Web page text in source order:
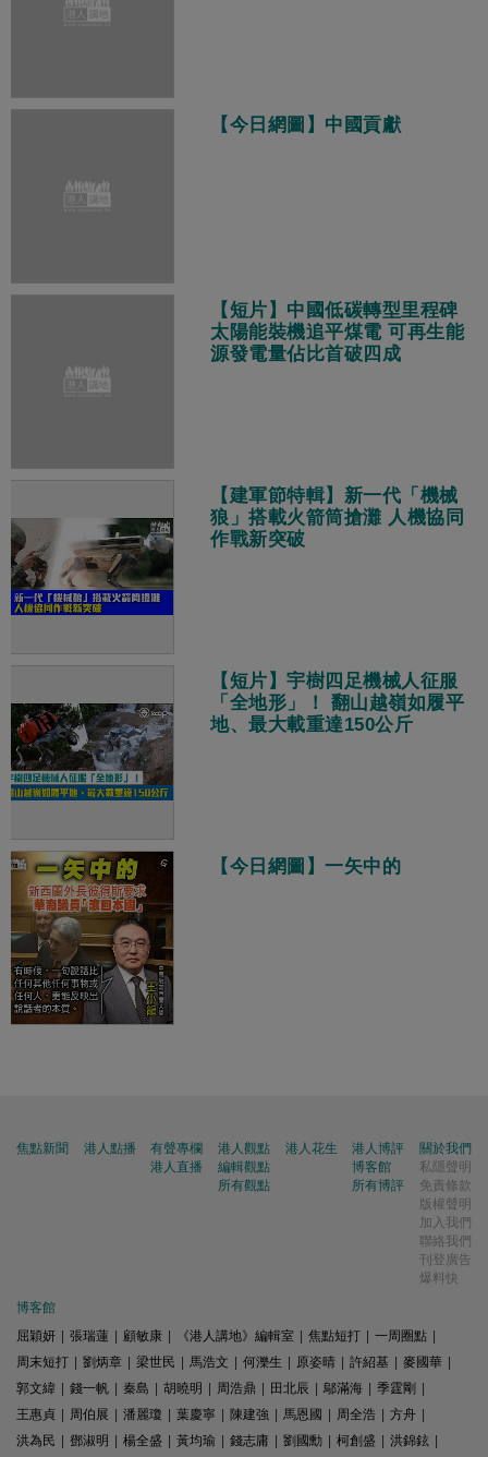
【今日網圖】中國貢獻
【短片】中國低碳轉型里程碑
太陽能裝機追平煤電 可再生能
源發電量佔比首破四成
【建軍節特輯】新一代「機械
狼」搭載火箭筒搶灘 人機協同
作戰新突破
【短片】宇樹四足機械人征服
「全地形」！ 翻山越嶺如履平
地、最大載重達150公斤
【今日網圖】一矢中的
焦點新聞 港人點播
有聲專欄
港人直播
港人觀點
編輯觀點
所有觀點
港人花生
港人博評
博客館
所有博評
關於我們
私隱聲明
免責條款
版權聲明
加入我們
聯絡我們
刊登廣告
爆料快
博客館
屈穎妍
張瑞蓮 顧敏康 《港人講地》編輯室 焦點短打 一周圈點
周末短打
劉炳章 梁世民 馬浩文 何濼生 原姿晴 許紹基 麥國華
郭文緯
錢一帆 秦島 胡曉明 周浩鼎 田北辰 鄔滿海 季霆剛
王惠貞
周伯展 潘麗瓊 葉慶寧 陳建強 馬恩國 周全浩 方舟
洪為民
鄧淑明 楊全盛 黃均瑜 錢志庸 劉國勳 柯創盛 洪錦鉉